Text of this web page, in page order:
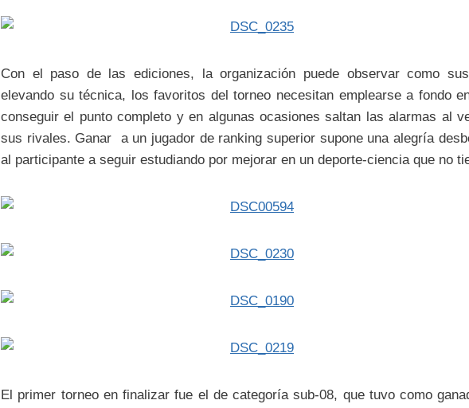
Con el paso de las ediciones, la organización puede observar como
elevando su técnica, los favoritos del torneo necesitan emplearse a fondo
conseguir el punto completo y en algunas ocasiones saltan las alarmas al
sus rivales. Ganar a un jugador de ranking superior supone una alegría
al participante a seguir estudiando por mejorar en un deporte-ciencia que no
El primer torneo en finalizar fue el de categoría sub-08, que tuvo como